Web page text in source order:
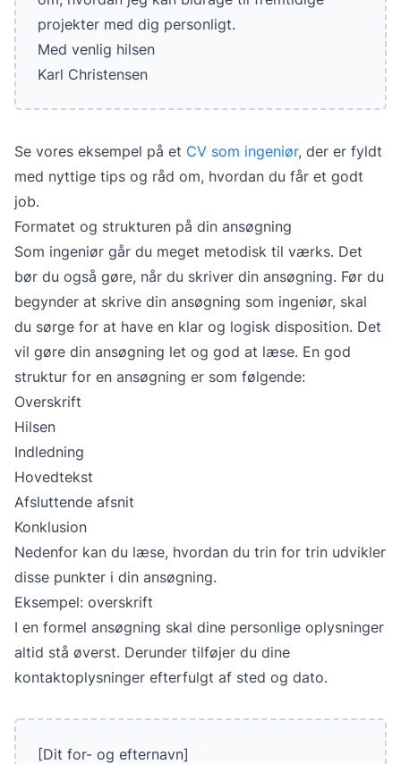
projekter med dig personligt.
Med venlig hilsen
Karl Christensen
Se vores eksempel på et CV som ingeniør, der er fyldt
med nyttige tips og råd om, hvordan du får et godt
job.
Formatet og strukturen på din ansøgning
Som ingeniør går du meget metodisk til værks. Det
bør du også gøre, når du skriver din ansøgning. Før du
begynder at skrive din ansøgning som ingeniør, skal
du sørge for at have en klar og logisk disposition. Det
vil gøre din ansøgning let og god at læse. En god
struktur for en ansøgning er som følgende:
Overskrift
Hilsen
Indledning
Hovedtekst
Afsluttende afsnit
Konklusion
Nedenfor kan du læse, hvordan du trin for trin udvikler
disse punkter i din ansøgning.
Eksempel: overskrift
I en formel ansøgning skal dine personlige oplysninger
altid stå øverst. Derunder tilføjer du dine
kontaktoplysninger efterfulgt af sted og dato.
[Dit for- og efternavn]